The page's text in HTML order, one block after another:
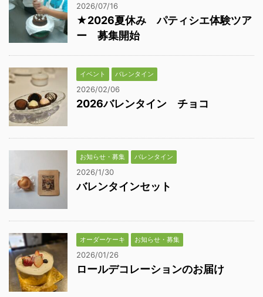
2026/07/16
★2026夏休み パティシエ体験ツア
ー 募集開始
イベント バレンタイン
2026/02/06
2026バレンタイン チョコ
お知らせ・募集 バレンタイン
2026/1/30
バレンタインセット
オーダーケーキ お知らせ・募集
2026/01/26
ロールデコレーションのお届け